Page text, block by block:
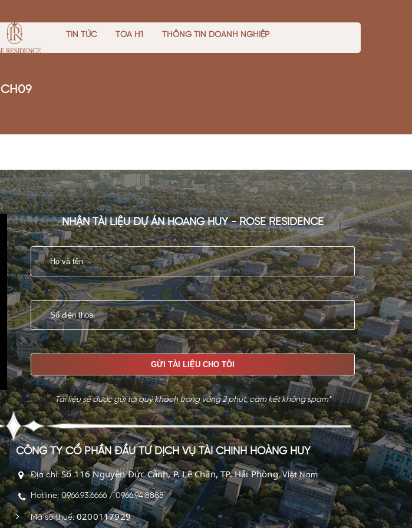
TIN TỨC TÒA H1 THÔNG TIN DOANH NGHIỆP
CH09
NHẬN TÀI LIỆU DỰ ÁN HOANG HUY - ROSE RESIDENCE
Tài liệu sẽ được gửi tới quý khách trong vòng 2 phút, cam kết không spam*
CÔNG TY CỔ PHẦN ĐẦU TƯ DỊCH VỤ TÀI CHÍNH HOÀNG HUY
Địa chỉ:Số 116 Nguyễn Đức Cảnh, P. Lê Chân, TP. Hải Phòng, Việt Nam
Hotline: 0966.93.6666 / 0966.94.8888
Mã số thuế:0200117929